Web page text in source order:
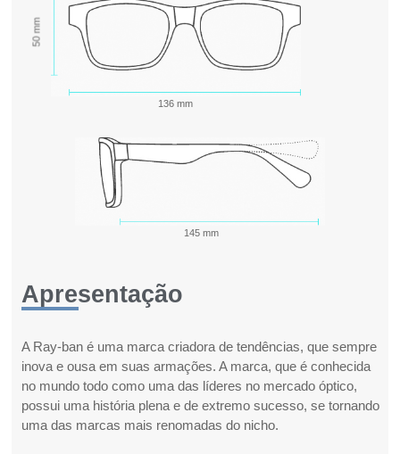
50 mm
136 mm
145 mm
Apresentação
A Ray-ban é uma marca criadora de tendências, que sempre
inova e ousa em suas armações. A marca, que é conhecida
no mundo todo como uma das líderes no mercado óptico,
possui uma história plena e de extremo sucesso, se tornando
uma das marcas mais renomadas do nicho.